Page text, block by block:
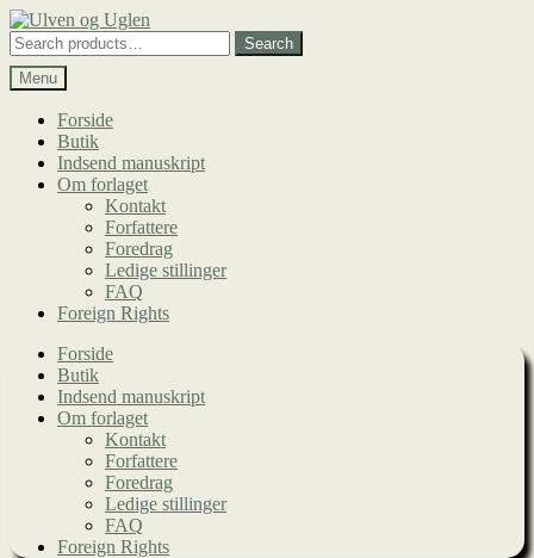
Spring
til
navigation
Spring
til
indhold
Search
for:
Search
Menu
Forside
Butik
Indsend manuskript
Om forlaget
Kontakt
Forfattere
Foredrag
Ledige stillinger
FAQ
Foreign Rights
Forside
Butik
Indsend manuskript
Om forlaget
Kontakt
Forfattere
Foredrag
Ledige stillinger
FAQ
Foreign Rights